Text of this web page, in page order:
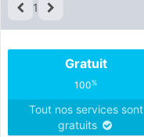
1
Gratuit
100%
Tout nos services sont
gratuits